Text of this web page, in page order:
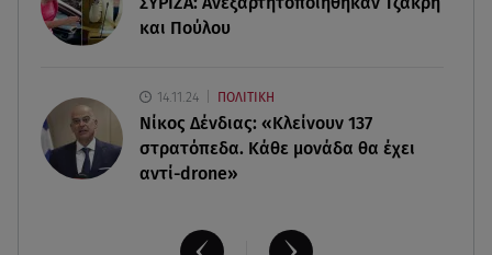
τραπεζικές καταθέσεις
και Πούλου
14.11.24 ΠΟΛΙΤΙΚΗ
Νίκος Δένδιας: «Κλείνουν 137
στρατόπεδα. Kάθε μονάδα θα έχει
αντί-drone»